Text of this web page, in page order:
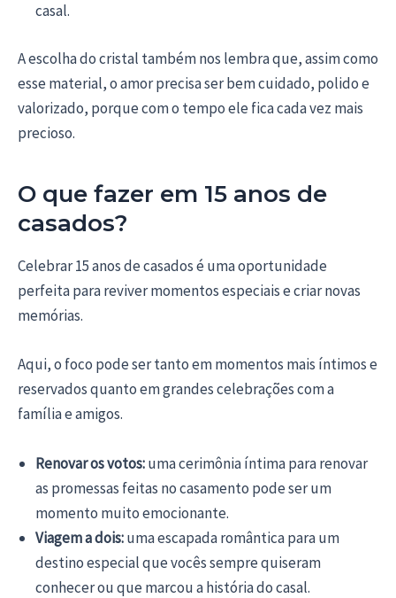
casal.
A escolha do cristal também nos lembra que, assim como
esse material, o amor precisa ser bem cuidado, polido e
valorizado, porque com o tempo ele fica cada vez mais
precioso.
O que fazer em 15 anos de
casados?
Celebrar 15 anos de casados é uma oportunidade
perfeita para reviver momentos especiais e criar novas
memórias.
Aqui, o foco pode ser tanto em momentos mais íntimos e
reservados quanto em grandes celebrações com a
família e amigos.
Renovar os votos:uma cerimônia íntima para renovar
as promessas feitas no casamento pode ser um
momento muito emocionante.
Viagem a dois:uma escapada romântica para um
destino especial que vocês sempre quiseram
conhecer ou que marcou a história do casal.